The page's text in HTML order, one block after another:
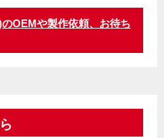
OEMや製作依頼、お待ち